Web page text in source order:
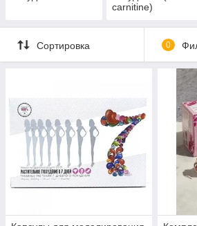
carnitine)
Сортировка 0